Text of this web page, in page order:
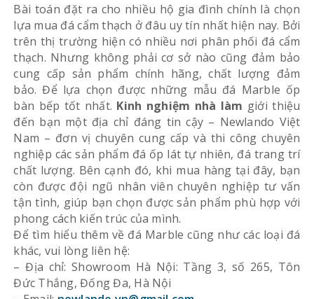
Bài toán đặt ra cho nhiều hộ gia đình chính là chọn
lựa mua đá cẩm thạch ở đâu uy tín nhất hiện nay. Bởi
trên thị trường hiện có nhiều nơi phân phối đá cẩm
thạch. Nhưng không phải cơ sở nào cũng đảm bảo
cung cấp sản phẩm chính hãng, chất lượng đảm
bảo. Để lựa chọn được những mẫu đá Marble ốp
bàn bếp tốt nhất. Kinh nghiệm nhà làm giới thiệu
đến bạn một địa chỉ đáng tin cậy – Newlando Việt
Nam – đơn vị chuyên cung cấp và thi công chuyên
nghiệp các sản phẩm đá ốp lát tự nhiên, đá trang trí
chất lượng. Bên cạnh đó, khi mua hàng tại đây, bạn
còn được đội ngũ nhân viên chuyên nghiệp tư vấn
tận tình, giúp bạn chọn được sản phẩm phù hợp với
phong cách kiến trúc của mình.
Để tìm hiểu thêm về đá Marble cũng như các loại đá
khác, vui lòng liên hệ:
– Địa chỉ: Showroom Hà Nội: Tầng 3, số 265, Tôn
Đức Thắng, Đống Đa, Hà Nội